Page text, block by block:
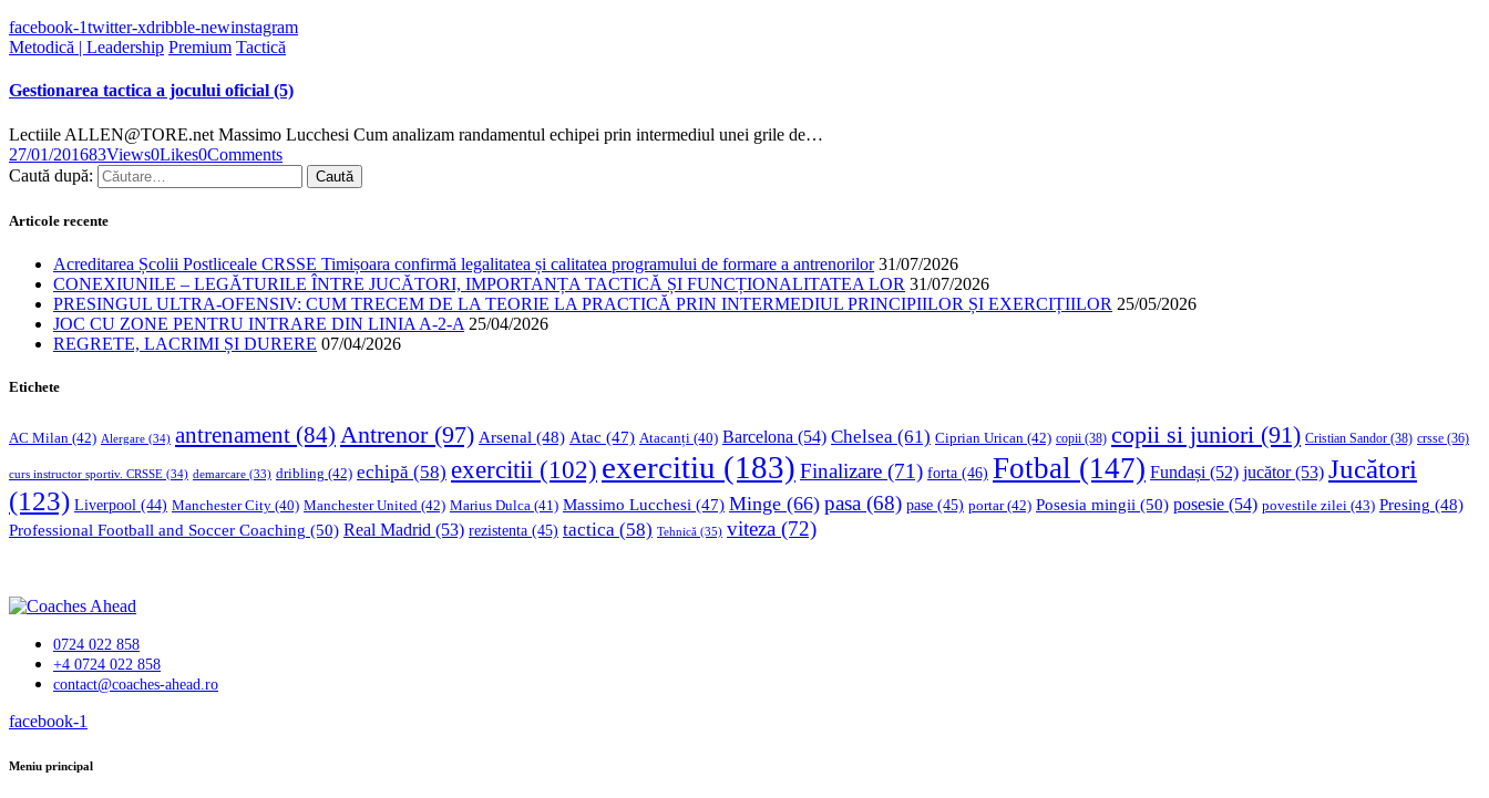
facebook-1twitter-xdribble-newinstagram
Metodică | Leadership Premium Tactică
Gestionarea tactica a jocului oficial (5)
Lectiile ALLEN@TORE.net Massimo Lucchesi Cum analizam randamentul echipei prin intermediul unei grile de…
27/01/201683Views0Likes0Comments
Caută după:
Articole recente
Acreditarea Școlii Postliceale CRSSE Timișoara confirmă legalitatea și calitatea programului de formare a antrenorilor 31/07/2026
CONEXIUNILE – LEGĂTURILE ÎNTRE JUCĂTORI, IMPORTANȚA TACTICĂ ȘI FUNCȚIONALITATEA LOR 31/07/2026
PRESINGUL ULTRA-OFENSIV: CUM TRECEM DE LA TEORIE LA PRACTICĂ PRIN INTERMEDIUL PRINCIPIILOR ȘI EXERCIȚIILOR 25/05/2026
JOC CU ZONE PENTRU INTRARE DIN LINIA A-2-A 25/04/2026
REGRETE, LACRIMI ȘI DURERE 07/04/2026
Etichete
AC Milan (42) Alergare (34) antrenament (84) Antrenor(97) Arsenal (48) Atac (47) Atacanți (40) Barcelona (54) Chelsea (61) Ciprian Urican (42) copii (38) copii si juniori (91) Cristian Sandor (38) crsse (36)
curs instructor sportiv. CRSSE (34) demarcare (33) dribling (42) echipă (58) exercitii (102) exercitiu (183) Finalizare (71) forta (46) Fotbal (147) Fundași (52) jucător(53) Jucători
(123) Liverpool (44) Manchester City (40) Manchester United (42) Marius Dulca (41) Massimo Lucchesi (47) Minge (66) pasa (68) pase (45) portar(42) Posesia mingii (50) posesie (54) povestile zilei (43) Presing (48)
Professional Football and Soccer Coaching (50) Real Madrid (53) rezistenta (45) tactica (58) Tehnică (35) viteza (72)
0724 022 858
+4 0724 022 858
contact@coaches-ahead.ro
facebook-1
Meniu principal